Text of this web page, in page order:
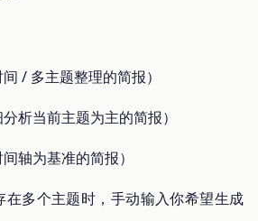
/ 多主题整理的简报）
析当前主题为主的简报）
轴为基准的简报）
在多个主题时，手动输入你希望生成